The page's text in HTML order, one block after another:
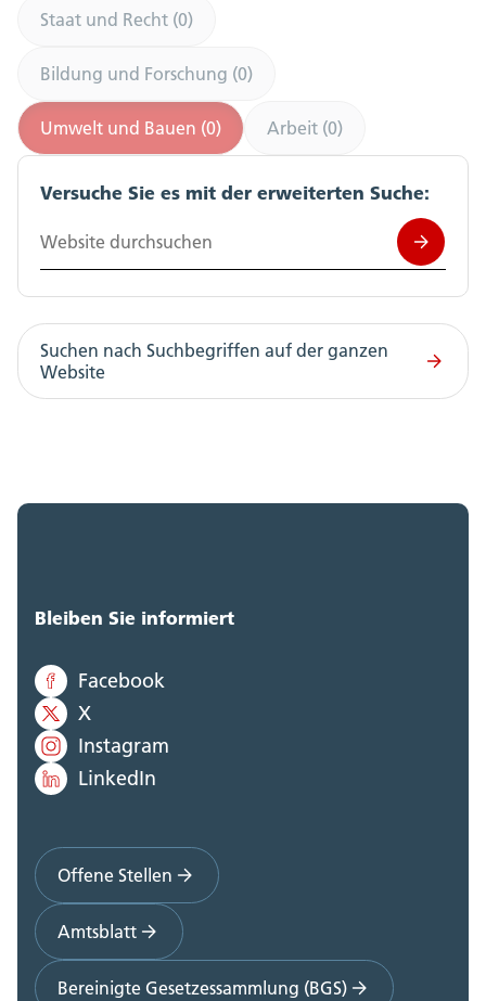
Staat und Recht (0)
Bildung und Forschung (0)
Umwelt und Bauen (0) Arbeit (0)
Versuche Sie es mit der erweiterten Suche:
Website durchsuchen
Suchen nach Suchbegriffen auf der ganzen
Website
Bleiben Sie informiert
Facebook
X
Instagram
LinkedIn
Offene Stellen
Amtsblatt
Bereinigte Gesetzessammlung (BGS)